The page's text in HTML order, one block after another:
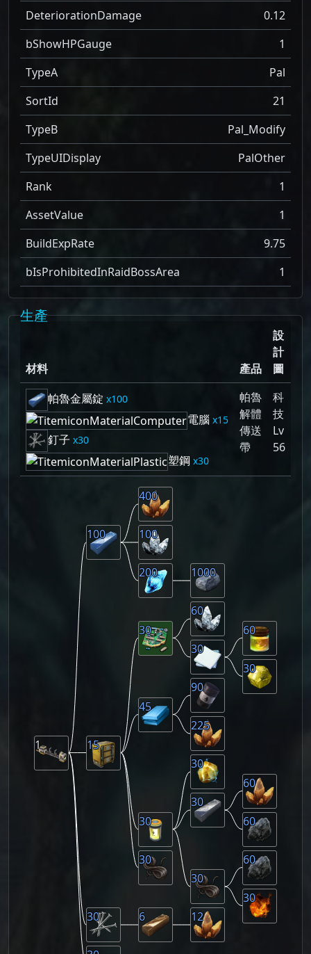
DeteriorationDamage
0.12
bShowHPGauge
1
TypeA
Pal
SortId
21
TypeB
Pal_Modify
TypeUIDisplay
PalOther
Rank
1
AssetValue
1
BuildExpRate
9.75
bIsProhibitedInRaidBossArea
1
生產
材料 產品
設
計
圖
帕魯金屬錠
100
電腦 15
釘子 30
塑鋼 30
帕魯
解體
傳送
帶
科
技
Lv
56
12
6
30
30
30
60
30
60
60
30
30
30
225
90
45
30
60
30
60
30
15
1000
200
100
400
100
1